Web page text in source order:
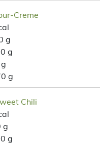
Creme
g
g
g
Chili
g
g